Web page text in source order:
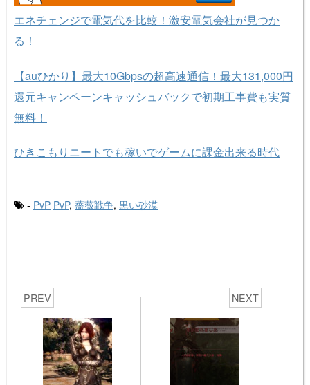
エネチェンジで電気代を比較！激安電気会社が見つか
る！
【auひかり】最大10Gbpsの超高速通信！最大131,000円
還元キャンペーンキャッシュバックで初期工事費も実質
無料！
ひきこもりニートでも稼いでゲームに課金出来る時代
- PvP PvP, 薔薇戦争, 黒い砂漠
PREV NEXT